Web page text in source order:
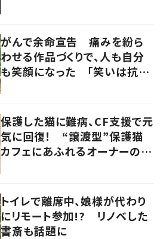
がんで余命宣告 痛みを紛ら
わせる作品づくりで、人も自分
も笑顔になった 「笑いは抗が
保護した猫に難病、CF支援で元
気に回復！ “譲渡型”保護猫
カフェにあふれるオーナーの愛
トイレで離席中、娘様が代わり
にリモート参加!? リノベした
書斎も話題に